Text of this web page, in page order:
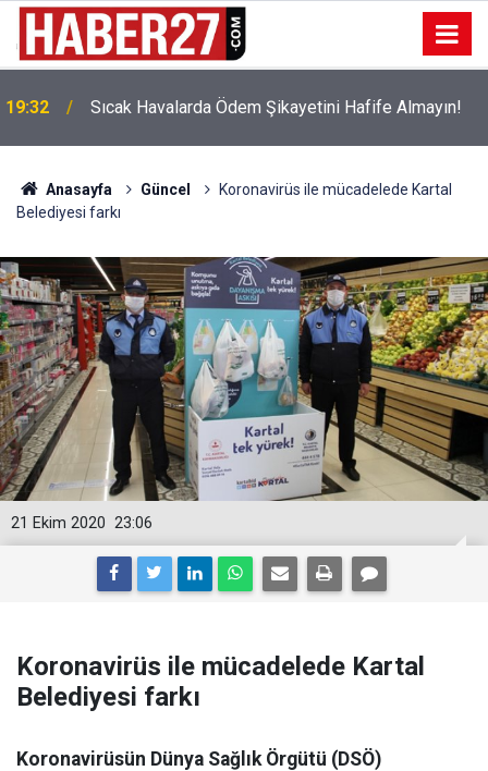
19:32 Sıcak Havalarda Ödem Şikayetini Hafife Almayın!
Anasayfa Güncel
Koronavirüs ile mücadelede Kartal
Belediyesi farkı
23:06
21 Ekim 2020
Koronavirüs ile mücadelede Kartal
Belediyesi farkı
Koronavirüsün Dünya Sağlık Örgütü (DSÖ)